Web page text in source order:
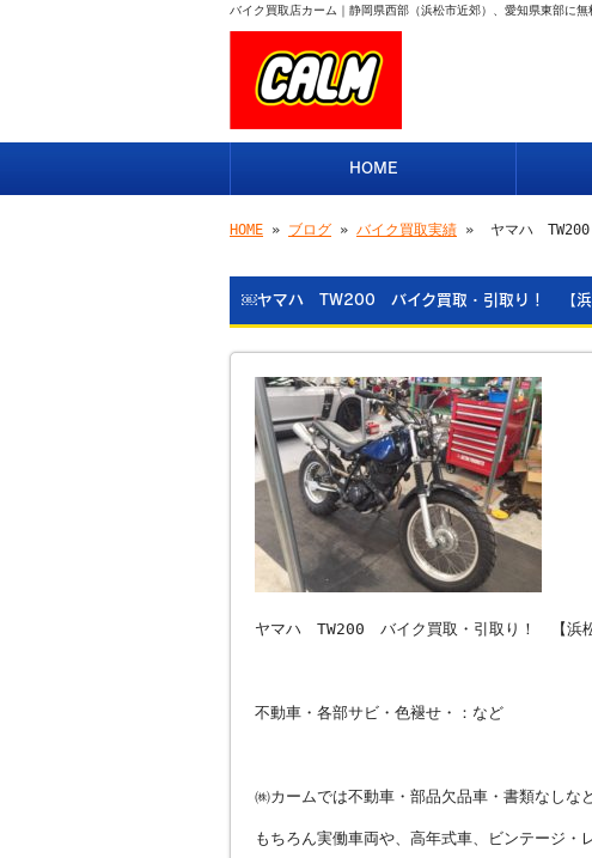
バイク買取店カーム｜静岡県西部（浜松市近郊）、愛知県東部に無
HOME
HOME » ブログ » バイク買取実績 » ￼ヤマハ TW200
￼ヤマハ TW200 バイク買取・引取り！ 【浜
ヤマハ TW200 バイク買取・引取り！ 【浜松
不動車・各部サビ・色褪せ・：など
㈱カームでは不動車・部品欠品車・書類なしな
もちろん実働車両や、高年式車、ビンテージ・